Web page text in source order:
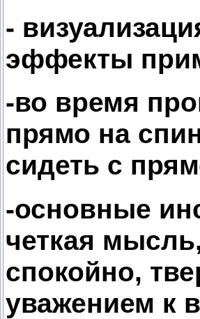
-
эффекты
-во время
прямо на
сидеть с
-основные
четкая
спокойно,
уважением к